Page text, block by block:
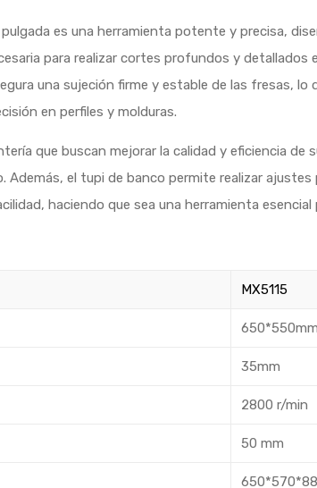
es una herramienta potente y precisa,
para realizar cortes profundos y detallados
una sujeción firme y estable de las fresas,
en perfiles y molduras.
que buscan mejorar la calidad y eficiencia
el tupi de banco permite realizar
haciendo que sea una herramienta
MX5115
650*550mm
35mm
2800 r/min
50 mm